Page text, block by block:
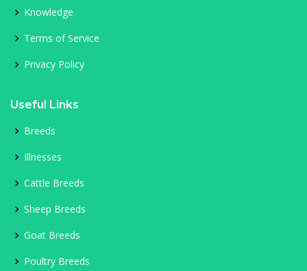
Knowledge
Terms of Service
Privacy Policy
Useful Links
Breeds
Illnesses
Cattle Breeds
Sheep Breeds
Goat Breeds
Poultry Breeds